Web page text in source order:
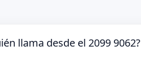
llama desde el 2099 9062?